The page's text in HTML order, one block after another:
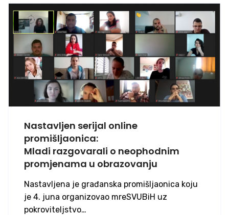
Nastavljen serijal online
promišljaonica:
Mladi razgovarali o neophodnim
promjenama u obrazovanju
Nastavljena je građanska promišljaonica koju
je 4. juna organizovao mreSVUBiH uz
pokroviteljstvo…